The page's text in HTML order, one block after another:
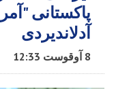
پاکستانی
آدلاندیردی
8 آوقوست 12:33